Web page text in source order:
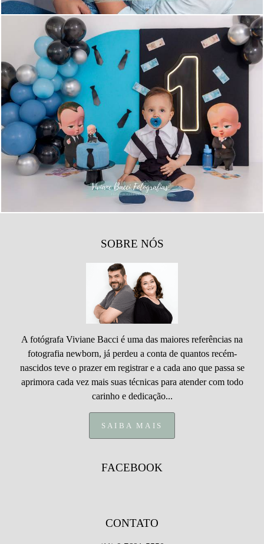
150 0
SOBRE NÓS
A fotógrafa Viviane Bacci é uma das maiores referências na
fotografia newborn, já perdeu a conta de quantos recém-
nascidos teve o prazer em registrar e a cada ano que passa se
aprimora cada vez mais suas técnicas para atender com todo
carinho e dedicação...
SAIBA MAIS
FACEBOOK
CONTATO